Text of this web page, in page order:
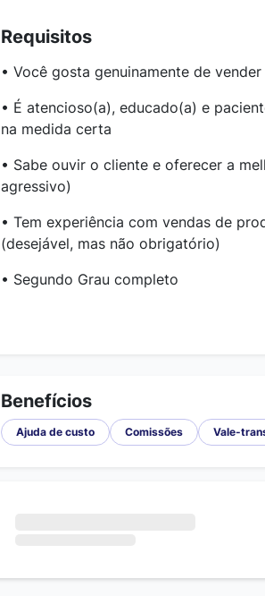
Requisitos
• Você gosta genuinamente de
• É atencioso(a), educado(a) e
na medida certa
• Sabe ouvir o cliente e oferecer a
agressivo)
• Tem experiência com vendas de
(desejável, mas não obrigatório)
• Segundo Grau completo
Benefícios
Ajuda de custo Comissões Vale-